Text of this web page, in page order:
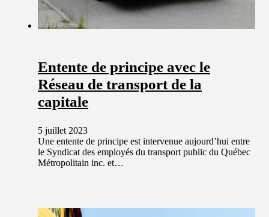
Entente de principe avec le
Réseau de transport de la
capitale
5 juillet 2023
Une entente de principe est intervenue aujourd’hui entre
le Syndicat des employés du transport public du Québec
Métropolitain inc. et…